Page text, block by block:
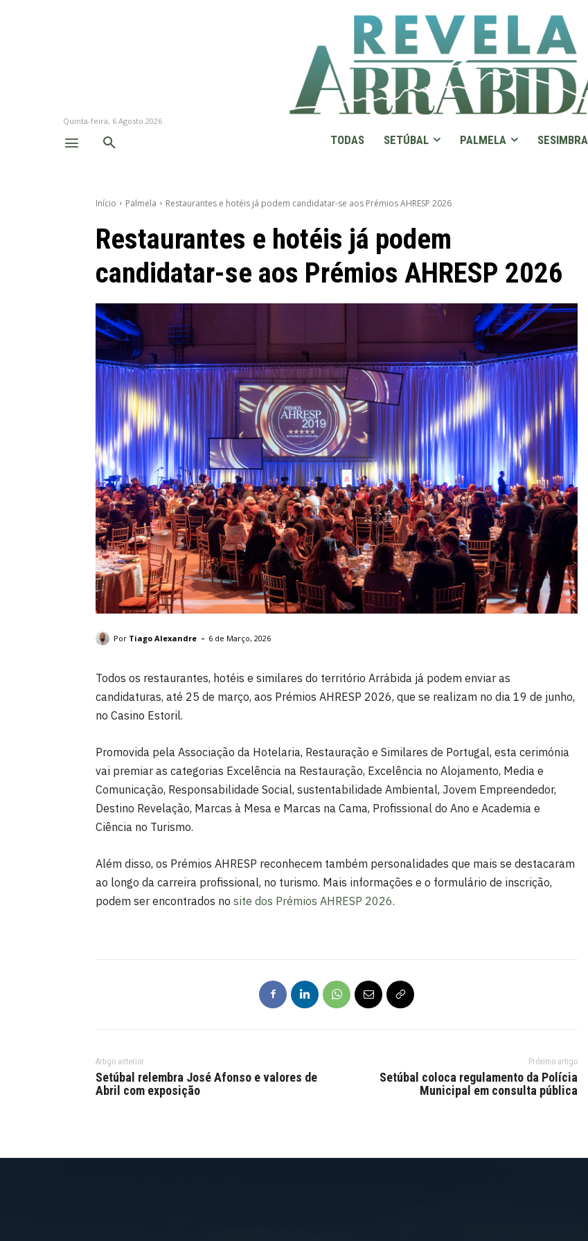
Quinta-feira, 6 Agosto 2026
TODAS SETÚBAL PALMELA SESIMBRA
Início Palmela Restaurantes e hotéis já podem candidatar-se aos Prémios AHRESP 2026
Por Tiago Alexandre - 6 de Março, 2026
Restaurantes e hotéis já podem
candidatar-se aos Prémios AHRESP 2026
Todos os restaurantes, hotéis e similares do território Arrábida já podem enviar as
candidaturas, até 25 de março, aos Prémios AHRESP 2026, que se realizam no dia 19 de junho,
no Casino Estoril.
Promovida pela Associação da Hotelaria, Restauração e Similares de Portugal, esta cerimónia
vai premiar as categorias Excelência na Restauração, Excelência no Alojamento, Media e
Comunicação, Responsabilidade Social, sustentabilidade Ambiental, Jovem Empreendedor,
Destino Revelação, Marcas à Mesa e Marcas na Cama, Profissional do Ano e Academia e
Ciência no Turismo.
Além disso, os Prémios AHRESP reconhecem também personalidades que mais se destacaram
ao longo da carreira profissional, no turismo. Mais informações e o formulário de inscrição,
podem ser encontrados no site dos Prémios AHRESP 2026.
Artigo anterior
Setúbal relembra José Afonso e valores de
Abril com exposição
Próximo artigo
Setúbal coloca regulamento da Polícia
Municipal em consulta pública